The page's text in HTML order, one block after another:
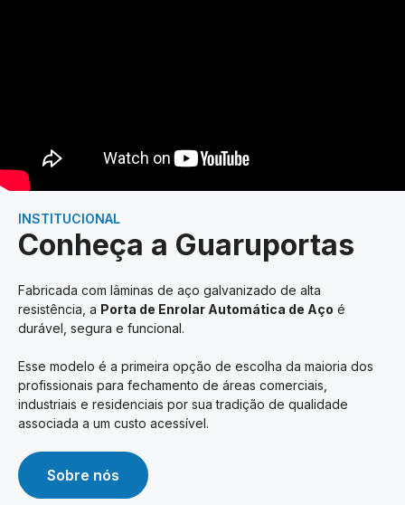
INSTITUCIONAL
Conheça a Guaruportas
Fabricada com lâminas de aço galvanizado de alta
resistência, a Porta de Enrolar Automática de Aço é
durável, segura e funcional.
Esse modelo é a primeira opção de escolha da maioria dos
profissionais para fechamento de áreas comerciais,
industriais e residenciais por sua tradição de qualidade
associada a um custo acessível.
Sobre nós